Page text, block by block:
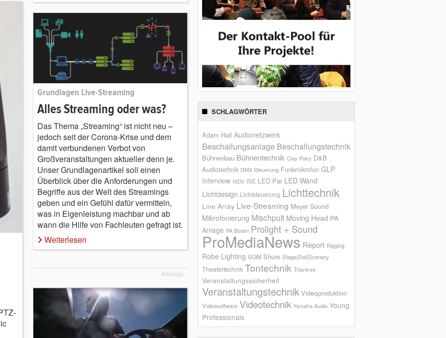
Grundlagen Live-Streaming
Alles Streaming oder was?
Das Thema „Streaming“ ist nicht neu –
jedoch seit der Corona-Krise und dem
damit verbundenen Verbot von
Großveranstaltungen aktueller denn je.
Unser Grundlagenartikel soll einen
Überblick über die Anforderungen und
Begriffe aus der Welt des Streamings
geben und ein Gefühl dafür vermitteln,
was in Eigenleistung machbar und ab
wann die Hilfe von Fachleuten gefragt ist.
Weiterlesen
Anzeige
SCHLAGWÖRTER
Adam Hall Audionetzwerk
Beschallungsanlage Beschallungstechnik
Bühnenbau Bühnentechnik Clay Paky D&B
Audiotechnik DMX Steuerung Funkmikrofon GLP
Interview ISDV ISE LED Par LED Wand
Lichtdesign Lichtsteuerung Lichttechnik
Line Array Live-Streaming Meyer Sound
Mikrofonierung Mischpult Moving Head PA
Anlage PA Boxen Prolight + Sound
ProMediaNews Report Rigging
Robe Lighting SGM Shure Stage|Set|Scenery
Theatertechnik Tontechnik Traverse
Veranstaltungssicherheit
Veranstaltungstechnik Videoproduktion
Videosoftware Videotechnik Yamaha Audio Young
Professionals